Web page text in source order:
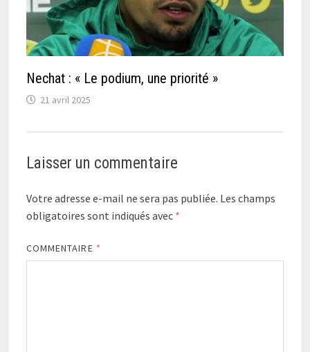
Nechat : « Le podium, une priorité »
21 avril 2025
Laisser un commentaire
Votre adresse e-mail ne sera pas publiée. Les champs
obligatoires sont indiqués avec *
COMMENTAIRE *